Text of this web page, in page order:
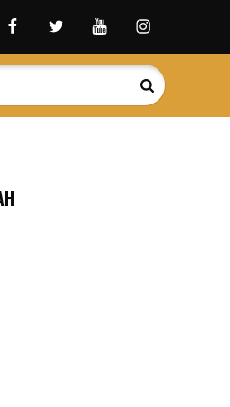
facebookTwitterYoutubeInstagram
Search